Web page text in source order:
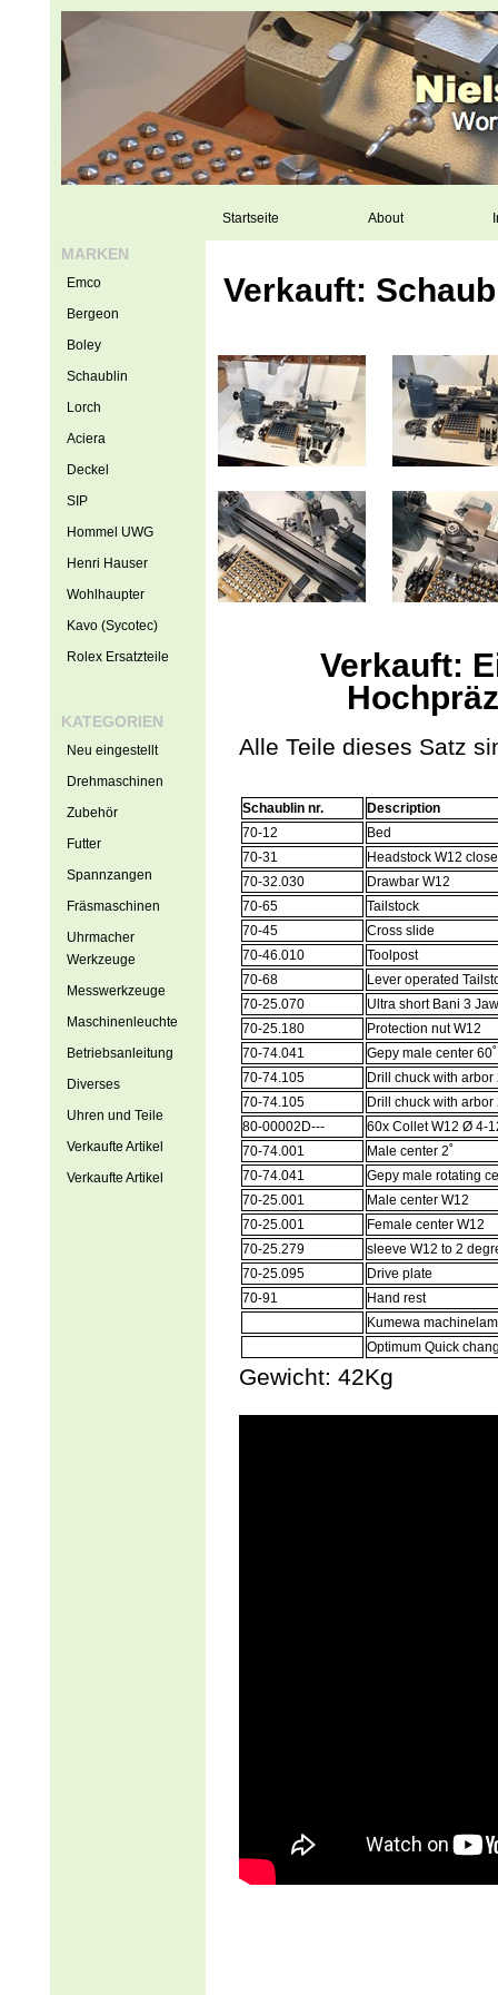
Startseite About
Verkauft:
Verkauft:
Alle Teile dieses Satz
Schaublin nr.
Description
70-12
Bed
70-31
Headstock W12
70-32.030
Drawbar W12
70-65
Tailstock
70-45
Cross slide
70-46.010
Toolpost
70-68
Lever operated
70-25.070
Ultra short Bani 3
70-25.180
Protection nut W12
70-74.041
Gepy male center 60˚
70-74.105
Drill chuck with
70-74.105
Drill chuck with
80-00002D---
60x Collet W12 Ø 4-
70-74.001
Male center 2˚
70-74.041
Gepy male rotating
70-25.001
Male center W12
70-25.001
Female center W12
70-25.279
sleeve W12 to 2
70-25.095
Drive plate
70-91
Hand rest
Kumewa
Optimum Quick
Gewicht: 42Kg
MARKEN
Emco
Bergeon
Boley
Schaublin
Lorch
Aciera
Deckel
SIP
Hommel UWG
Henri Hauser
Wohlhaupter
Kavo (Sycotec)
Rolex Ersatzteile
KATEGORIEN
Neu eingestellt
Drehmaschinen
Zubehör
Futter
Spannzangen
Fräsmaschinen
Uhrmacher
Werkzeuge
Messwerkzeuge
Maschinenleuchte
Betriebsanleitung
Diverses
Uhren und Teile
Verkaufte Artikel
Verkaufte Artikel